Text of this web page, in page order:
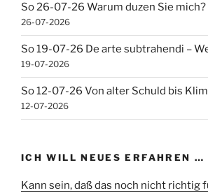
So 26-07-26 Warum duzen Sie mich?
26-07-2026
So 19-07-26 De arte subtrahendi –
19-07-2026
So 12-07-26 Von alter Schuld bis
12-07-2026
ICH WILL NEUES ERFAHREN …
Kann sein, daß das noch nicht richtig